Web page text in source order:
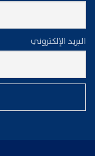
البريد الإلكتروني